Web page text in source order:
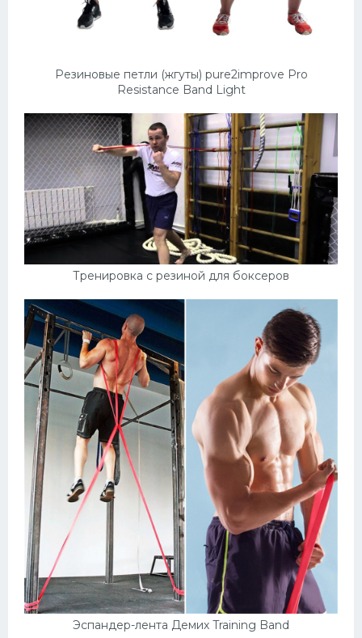
Резиновые петли (жгуты) pure2improve Pro
Resistance Band Light
Тренировка с резиной для боксеров
Эспандер-лента Демих Training Band